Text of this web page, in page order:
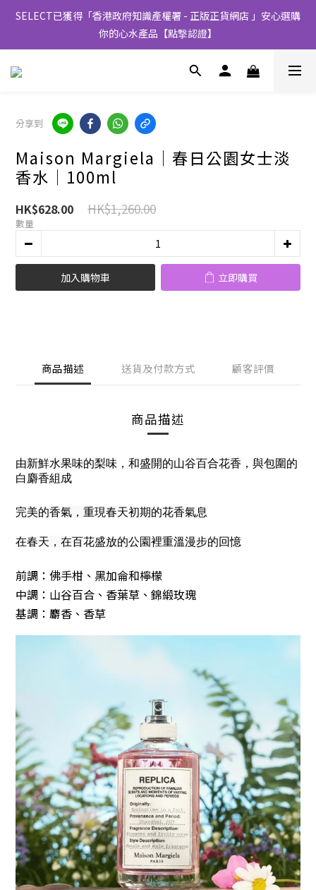
SELECT已獲得「香港政府知識產權署 - 正版正貨網店 」安心選購
你的心水產品【點撃認證】
分享到
Maison Margiela│春日公園女士淡
香水│100ml
HK$628.00 HK$1,260.00
數量
加入購物車 立即購買
商品描述 送貨及付款方式 顧客評價
商品描述
由新鮮水果味的梨味 ， 和盛開的山谷百合花香 ， 與包圍的
白麝香組成
完美的香氣，重現春天初期的花香氣息
在春天，在百花盛放的公園裡重溫漫步的回憶
前調：佛手柑、黑加侖和檸檬
中調：山谷百合、香葉草、錦緞玫瑰
基調：麝香、香草